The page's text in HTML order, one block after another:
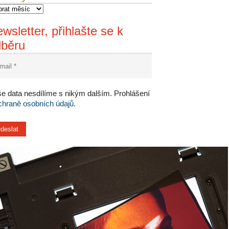
přihlašte se k
data nesdílíme s nikým dalším. Prohlášení
osobních údajů.